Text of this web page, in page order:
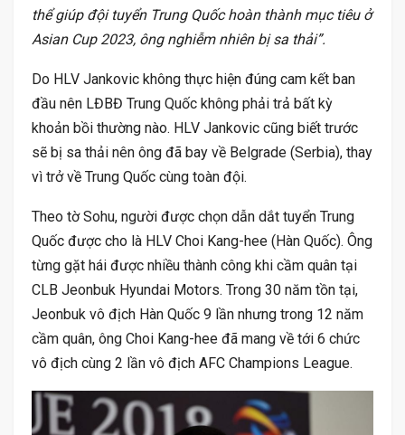
thể giúp đội tuyển Trung Quốc hoàn thành mục tiêu ở
Asian Cup 2023, ông nghiễm nhiên bị sa thải”.
Do HLV Jankovic không thực hiện đúng cam kết ban
đầu nên LĐBĐ Trung Quốc không phải trả bất kỳ
khoản bồi thường nào. HLV Jankovic cũng biết trước
sẽ bị sa thải nên ông đã bay về Belgrade (Serbia), thay
vì trở về Trung Quốc cùng toàn đội.
Theo tờ Sohu, người được chọn dẫn dắt tuyển Trung
Quốc được cho là HLV Choi Kang-hee (Hàn Quốc). Ông
từng gặt hái được nhiều thành công khi cầm quân tại
CLB Jeonbuk Hyundai Motors. Trong 30 năm tồn tại,
Jeonbuk vô địch Hàn Quốc 9 lần nhưng trong 12 năm
cầm quân, ông Choi Kang-hee đã mang về tới 6 chức
vô địch cùng 2 lần vô địch AFC Champions League.